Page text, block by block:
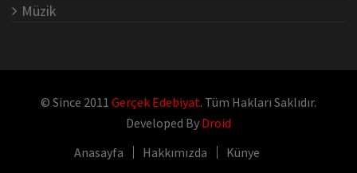
Müzik
© Since 2011 Gerçek Edebiyat. Tüm Hakları Saklıdır.
Developed By Droid
Anasayfa
Hakkımızda Künye